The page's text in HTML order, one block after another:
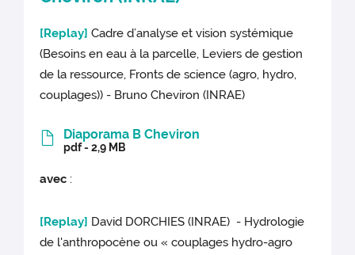
[Replay] Cadre d’analyse et vision systémique
(Besoins en eau à la parcelle, Leviers de gestion
de la ressource, Fronts de science (agro, hydro,
couplages)) - Bruno Cheviron (INRAE)
Diaporama B Cheviron
pdf - 2,9 MB
avec :
[Replay] David DORCHIES (INRAE) - Hydrologie
de l'anthropocène ou « couplages hydro-agro